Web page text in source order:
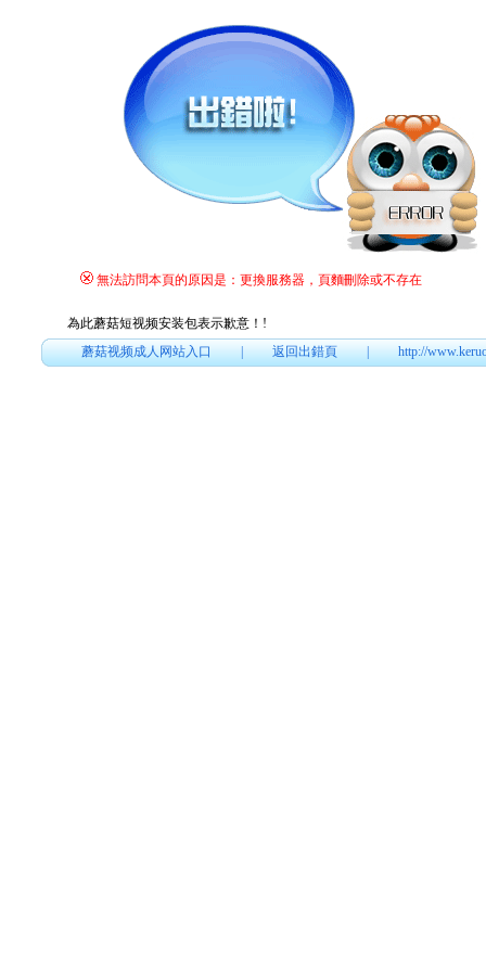
無法訪問本頁的原因是：更換服務器，頁麵刪除或不存在
為此蘑菇短视频安装包表示歉意！ !
蘑菇视频成人网站入口|返回出錯頁|http://